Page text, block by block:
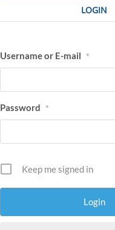
LOGIN
Username or E-mail *
Password *
Keep me signed in